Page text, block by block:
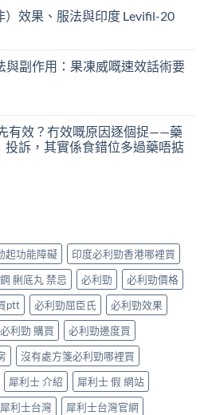
）效果、服法與印度 Levifil-20
與副作用：果凍威嘅速效話術要
有效？冇效嘅原因逐個捉——藥
投訴，其實係食錯位多過藥唔掂
起功能障礙
印度必利勁香港哪裡買
脷底丸 禁忌 必利勁
必利勁價格
ptt 必利勁屈臣氏
必利勁效果
必利勁 購買
必利勁邊度買
沒有處方箋必利勁哪裡買
犀利士 介紹
犀利士 假 網站
犀利士台灣
犀利士台灣官網